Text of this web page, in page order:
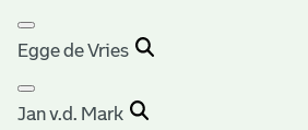
Egge de Vries
Jan v.d. Mark